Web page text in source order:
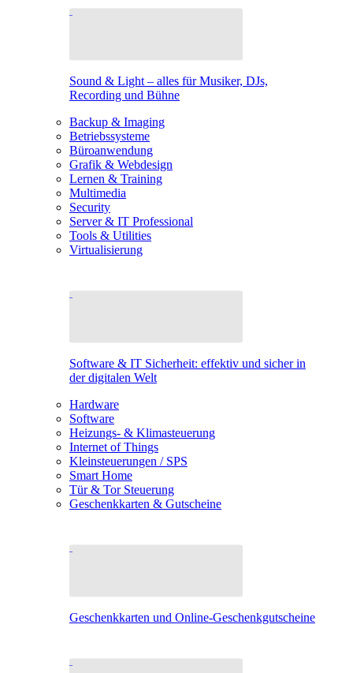
Sound & Light – alles für Musiker, DJs,
Recording und Bühne
Backup & Imaging
Betriebssysteme
Büroanwendung
Grafik & Webdesign
Lernen & Training
Multimedia
Security
Server & IT Professional
Tools & Utilities
Virtualisierung
Software & IT Sicherheit: effektiv und sicher in
der digitalen Welt
Hardware
Software
Heizungs- & Klimasteuerung
Internet of Things
Kleinsteuerungen / SPS
Smart Home
Tür & Tor Steuerung
Geschenkkarten & Gutscheine
Geschenkkarten und Online-Geschenkgutscheine